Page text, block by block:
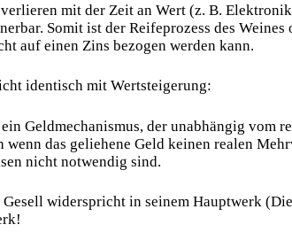
mit der Zeit an Wert (z. B.
Somit ist der Reifeprozess des
auf einen Zins bezogen werden kann.
identisch mit Wertsteigerung:
Geldmechanismus, der unabhängig vom
wenn das geliehene Geld keinen realen
nicht notwendig sind.
widerspricht in seinem Hauptwerk